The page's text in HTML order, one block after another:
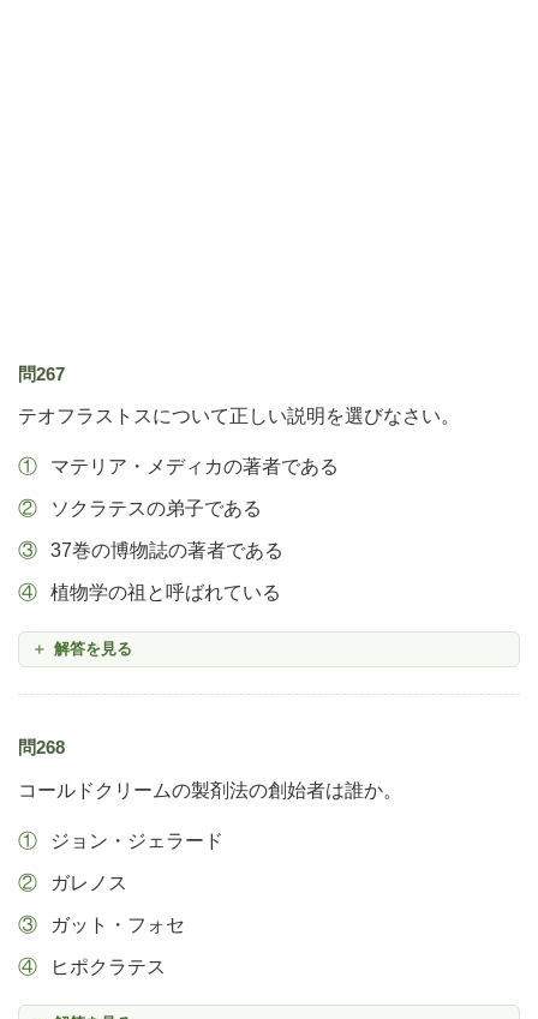
問267
テオフラストスについて正しい説明を選びなさい。
マテリア・メディカの著者である
ソクラテスの弟子である
37巻の博物誌の著者である
植物学の祖と呼ばれている
解答を見る
問268
コールドクリームの製剤法の創始者は誰か。
ジョン・ジェラード
ガレノス
ガット・フォセ
ヒポクラテス